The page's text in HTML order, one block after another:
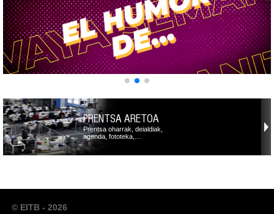
PRENTSA ARETOA
Prentsa oharrak, deialdiak,
agenda, fototeka,…
© EITB - 2026